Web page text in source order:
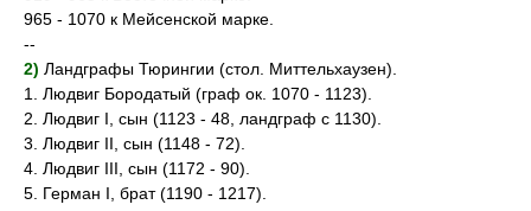
965 - 1070 к Мейсенской марке.
--
2) Ландграфы Тюрингии (стол. Миттельхаузен).
1. Людвиг Бородатый (граф ок. 1070 - 1123).
2. Людвиг I, сын (1123 - 48, ландграф с 1130).
3. Людвиг II, сын (1148 - 72).
4. Людвиг III, сын (1172 - 90).
5. Герман I, брат (1190 - 1217).